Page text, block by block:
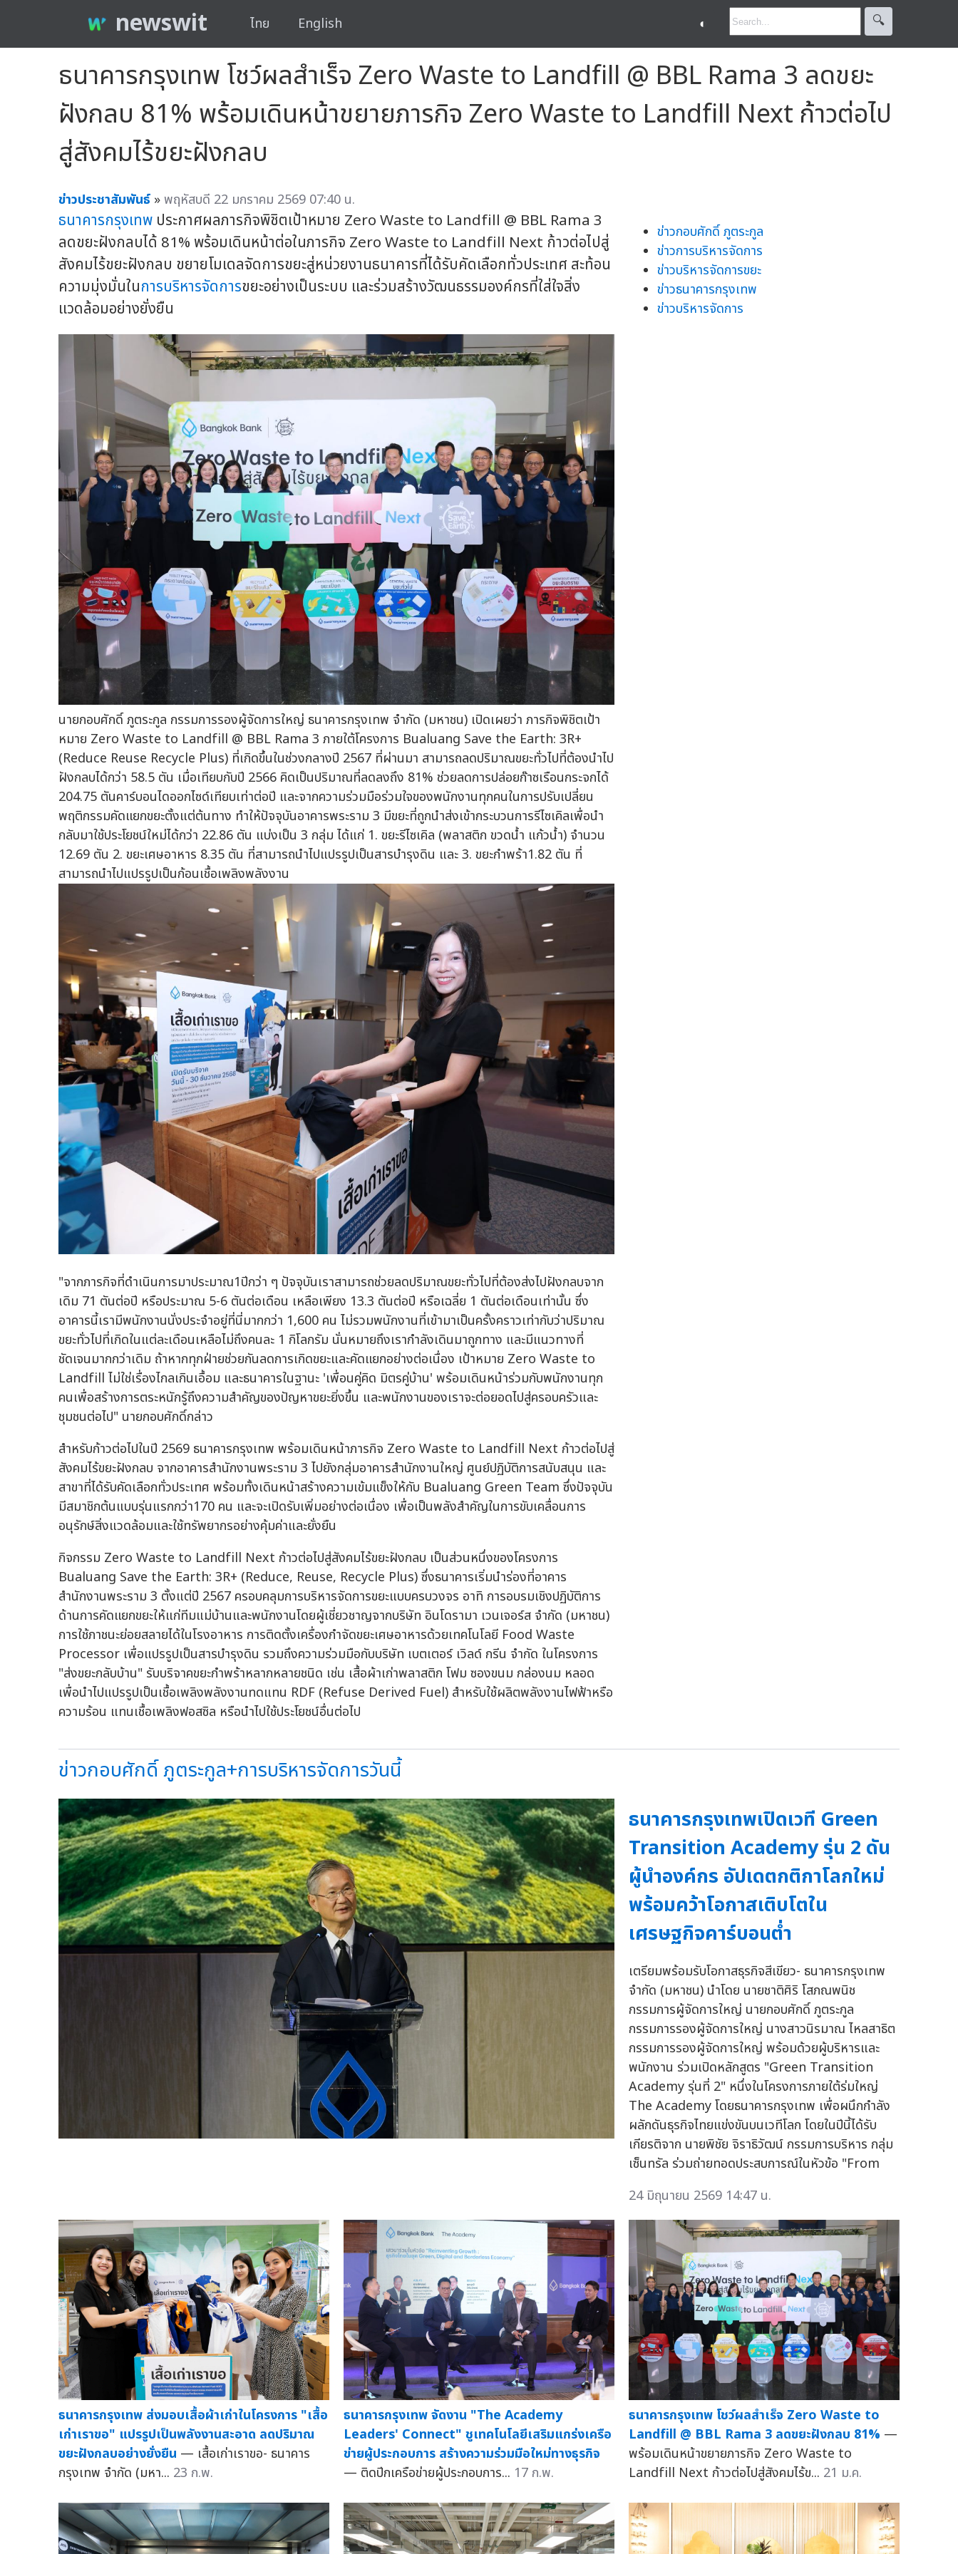
newswit ไทย English ◐ 🔍︎
ธนาคารกรุงเทพ โชว์ผลสำเร็จ Zero Waste to Landfill @ BBL Rama 3 ลดขยะ
ฝังกลบ 81% พร้อมเดินหน้าขยายภารกิจ Zero Waste to Landfill Next ก้าวต่อไป
สู่สังคมไร้ขยะฝังกลบ
ข่าวประชาสัมพันธ์ »พฤหัสบดี 22 มกราคม 2569 07:40 น.
ธนาคารกรุงเทพ ประกาศผลภารกิจพิชิตเป้าหมาย Zero Waste to Landfill @ BBL Rama 3
ลดขยะฝังกลบได้ 81% พร้อมเดินหน้าต่อในภารกิจ Zero Waste to Landfill Next ก้าวต่อไปสู่
สังคมไร้ขยะฝังกลบ ขยายโมเดลจัดการขยะสู่หน่วยงานธนาคารที่ได้รับคัดเลือกทั่วประเทศ สะท้อน
ความมุ่งมั่นในการบริหารจัดการขยะอย่างเป็นระบบ และร่วมสร้างวัฒนธรรมองค์กรที่ใส่ใจสิ่ง
แวดล้อมอย่างยั่งยืน
นายกอบศักดิ์ ภูตระกูล กรรมการรองผู้จัดการใหญ่ ธนาคารกรุงเทพ จำกัด (มหาชน) เปิดเผยว่า ภารกิจพิชิตเป้า
หมาย Zero Waste to Landfill @ BBL Rama 3 ภายใต้โครงการ Bualuang Save the Earth: 3R+
(Reduce Reuse Recycle Plus) ที่เกิดขึ้นในช่วงกลางปี 2567 ที่ผ่านมา สามารถลดปริมาณขยะทั่วไปที่ต้องนำไป
ฝังกลบได้กว่า 58.5 ตัน เมื่อเทียบกับปี 2566 คิดเป็นปริมาณที่ลดลงถึง 81% ช่วยลดการปล่อยก๊าซเรือนกระจกได้
204.75 ตันคาร์บอนไดออกไซด์เทียบเท่าต่อปี และจากความร่วมมือร่วมใจของพนักงานทุกคนในการปรับเปลี่ยน
พฤติกรรมคัดแยกขยะตั้งแต่ต้นทาง ทำให้ปัจจุบันอาคารพระราม 3 มีขยะที่ถูกนำส่งเข้ากระบวนการรีไซเคิลเพื่อนำ
กลับมาใช้ประโยชน์ใหม่ได้กว่า 22.86 ตัน แบ่งเป็น 3 กลุ่ม ได้แก่ 1. ขยะรีไซเคิล (พลาสติก ขวดน้ำ แก้วน้ำ) จำนวน
12.69 ตัน 2. ขยะเศษอาหาร 8.35 ตัน ที่สามารถนำไปแปรรูปเป็นสารบำรุงดิน และ 3. ขยะกำพร้า1.82 ตัน ที่
สามารถนำไปแปรรูปเป็นก้อนเชื้อเพลิงพลังงาน
"จากภารกิจที่ดำเนินการมาประมาณ1ปีกว่า ๆ ปัจจุบันเราสามารถช่วยลดปริมาณขยะทั่วไปที่ต้องส่งไปฝังกลบจาก
เดิม 71 ตันต่อปี หรือประมาณ 5-6 ตันต่อเดือน เหลือเพียง 13.3 ตันต่อปี หรือเฉลี่ย 1 ตันต่อเดือนเท่านั้น ซึ่ง
อาคารนี้เรามีพนักงานนั่งประจำอยู่ที่นี่มากกว่า 1,600 คน ไม่รวมพนักงานที่เข้ามาเป็นครั้งคราวเท่ากับว่าปริมาณ
ขยะทั่วไปที่เกิดในแต่ละเดือนเหลือไม่ถึงคนละ 1 กิโลกรัม นั่นหมายถึงเรากำลังเดินมาถูกทาง และมีแนวทางที่
ชัดเจนมากกว่าเดิม ถ้าหากทุกฝ่ายช่วยกันลดการเกิดขยะและคัดแยกอย่างต่อเนื่อง เป้าหมาย Zero Waste to
Landfill ไม่ใช่เรื่องไกลเกินเอื้อม และธนาคารในฐานะ 'เพื่อนคู่คิด มิตรคู่บ้าน' พร้อมเดินหน้าร่วมกับพนักงานทุก
คนเพื่อสร้างการตระหนักรู้ถึงความสำคัญของปัญหาขยะยิ่งขึ้น และพนักงานของเราจะต่อยอดไปสู่ครอบครัวและ
ชุมชนต่อไป" นายกอบศักดิ์กล่าว
สำหรับก้าวต่อไปในปี 2569 ธนาคารกรุงเทพ พร้อมเดินหน้าภารกิจ Zero Waste to Landfill Next ก้าวต่อไปสู่
สังคมไร้ขยะฝังกลบ จากอาคารสำนักงานพระราม 3 ไปยังกลุ่มอาคารสำนักงานใหญ่ ศูนย์ปฏิบัติการสนับสนุน และ
สาขาที่ได้รับคัดเลือกทั่วประเทศ พร้อมทั้งเดินหน้าสร้างความเข้มแข็งให้กับ Bualuang Green Team ซึ่งปัจจุบัน
มีสมาชิกต้นแบบรุ่นแรกกว่า170 คน และจะเปิดรับเพิ่มอย่างต่อเนื่อง เพื่อเป็นพลังสำคัญในการขับเคลื่อนการ
อนุรักษ์สิ่งแวดล้อมและใช้ทรัพยากรอย่างคุ้มค่าและยั่งยืน
กิจกรรม Zero Waste to Landfill Next ก้าวต่อไปสู่สังคมไร้ขยะฝังกลบ เป็นส่วนหนึ่งของโครงการ
Bualuang Save the Earth: 3R+ (Reduce, Reuse, Recycle Plus) ซึ่งธนาคารเริ่มนำร่องที่อาคาร
สำนักงานพระราม 3 ตั้งแต่ปี 2567 ครอบคลุมการบริหารจัดการขยะแบบครบวงจร อาทิ การอบรมเชิงปฏิบัติการ
ด้านการคัดแยกขยะให้แก่ทีมแม่บ้านและพนักงานโดยผู้เชี่ยวชาญจากบริษัท อินโดรามา เวนเจอร์ส จำกัด (มหาชน)
การใช้ภาชนะย่อยสลายได้ในโรงอาหาร การติดตั้งเครื่องกำจัดขยะเศษอาหารด้วยเทคโนโลยี Food Waste
Processor เพื่อแปรรูปเป็นสารบำรุงดิน รวมถึงความร่วมมือกับบริษัท เบตเตอร์ เวิลด์ กรีน จำกัด ในโครงการ
"ส่งขยะกลับบ้าน" รับบริจาคขยะกำพร้าหลากหลายชนิด เช่น เสื้อผ้าเก่าพลาสติก โฟม ซองขนม กล่องนม หลอด
เพื่อนำไปแปรรูปเป็นเชื้อเพลิงพลังงานทดแทน RDF (Refuse Derived Fuel) สำหรับใช้ผลิตพลังงานไฟฟ้าหรือ
ความร้อน แทนเชื้อเพลิงฟอสซิล หรือนำไปใช้ประโยชน์อื่นต่อไป
ข่าวกอบศักดิ์ ภูตระกูล
ข่าวการบริหารจัดการ
ข่าวบริหารจัดการขยะ
ข่าวธนาคารกรุงเทพ
ข่าวบริหารจัดการ
ข่าวกอบศักดิ์ ภูตระกูล+การบริหารจัดการวันนี้
ธนาคารกรุงเทพเปิดเวที Green
Transition Academy รุ่น 2 ดัน
ผู้นำองค์กร อัปเดตกติกาโลกใหม่
พร้อมคว้าโอกาสเติบโตใน
เศรษฐกิจคาร์บอนต่ำ
เตรียมพร้อมรับโอกาสธุรกิจสีเขียว- ธนาคารกรุงเทพ
จำกัด (มหาชน) นำโดย นายชาติศิริ โสภณพนิช
กรรมการผู้จัดการใหญ่ นายกอบศักดิ์ ภูตระกูล
กรรมการรองผู้จัดการใหญ่ นางสาวนิรมาณ ไหลสาธิต
กรรมการรองผู้จัดการใหญ่ พร้อมด้วยผู้บริหารและ
พนักงาน ร่วมเปิดหลักสูตร "Green Transition
Academy รุ่นที่ 2" หนึ่งในโครงการภายใต้ร่มใหญ่
The Academy โดยธนาคารกรุงเทพ เพื่อผนึกกำลัง
ผลักดันธุรกิจไทยแข่งขันบนเวทีโลก โดยในปีนี้ได้รับ
เกียรติจาก นายพิชัย จิราธิวัฒน์ กรรมการบริหาร กลุ่ม
เซ็นทรัล ร่วมถ่ายทอดประสบการณ์ในหัวข้อ "From
24 มิถุนายน 2569 14:47 น.
ธนาคารกรุงเทพ ส่งมอบเสื้อผ้าเก่าในโครงการ "เสื้อ
เก่าเราขอ" แปรรูปเป็นพลังงานสะอาด ลดปริมาณ
ขยะฝังกลบอย่างยั่งยืน — เสื้อเก่าเราขอ- ธนาคาร
กรุงเทพ จำกัด (มหา... 23 ก.พ.
ธนาคารกรุงเทพ จัดงาน "The Academy
Leaders' Connect" ชูเทคโนโลยีเสริมแกร่งเครือ
ข่ายผู้ประกอบการ สร้างความร่วมมือใหม่ทางธุรกิจ
— ติดปีกเครือข่ายผู้ประกอบการ... 17 ก.พ.
ธนาคารกรุงเทพ โชว์ผลสำเร็จ Zero Waste to
Landfill @ BBL Rama 3 ลดขยะฝังกลบ 81% —
พร้อมเดินหน้าขยายภารกิจ Zero Waste to
Landfill Next ก้าวต่อไปสู่สังคมไร้ข... 21 ม.ค.